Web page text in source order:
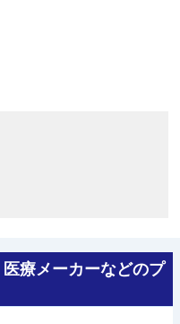
療メーカーなどのプ